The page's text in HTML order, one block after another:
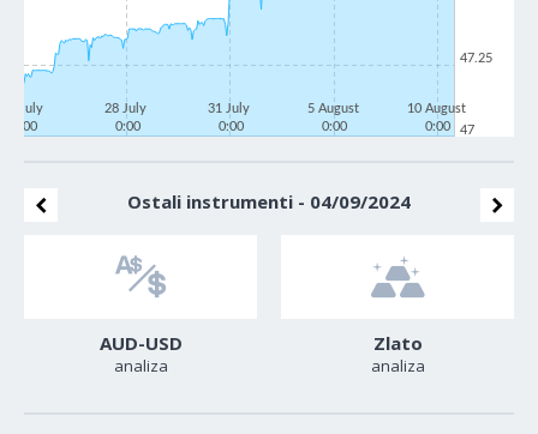
23 July
0:00
28 July
0:00
31 July
0:00
5 August
0:00
10 August
0:00
47
47.25
Ostali instrumenti - 04/09/2024
AUD-USD
analiza
Zlato
analiza